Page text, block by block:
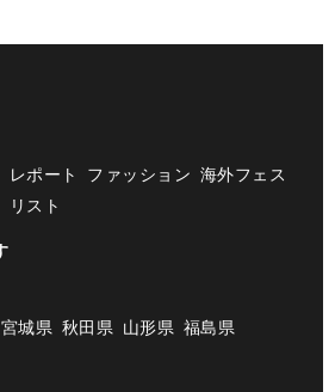
レポート ファッション 海外フェス
リスト
宮城県 秋田県 山形県 福島県